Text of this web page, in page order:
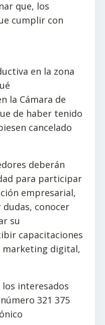
que, los
cumplir con
en la zona
la Cámara de
de haber tenido
cancelado
deberán
para participar
empresarial,
conocer
su
capacitaciones
marketing digital,
interesados
321 375